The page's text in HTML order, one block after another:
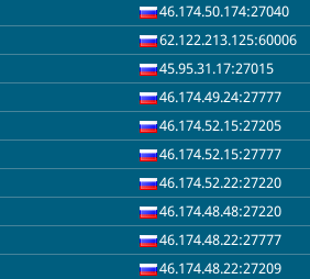
46.174.50.174:27040
62.122.213.125:60006
45.95.31.17:27015
46.174.49.24:27777
46.174.52.15:27205
46.174.52.15:27777
46.174.52.22:27220
46.174.48.48:27220
46.174.48.22:27777
46.174.48.22:27209